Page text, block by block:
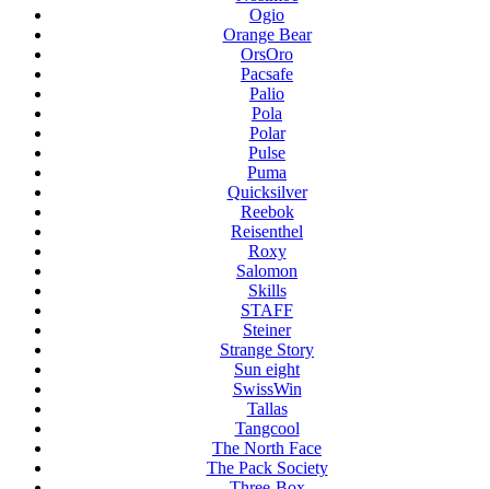
Ogio
Orange Bear
OrsOro
Pacsafe
Palio
Pola
Polar
Pulse
Puma
Quicksilver
Reebok
Reisenthel
Roxy
Salomon
Skills
STAFF
Steiner
Strange Story
Sun eight
SwissWin
Tallas
Tangcool
The North Face
The Pack Society